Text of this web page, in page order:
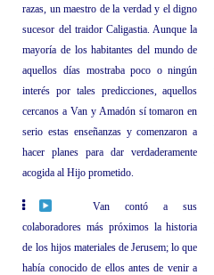
razas, un maestro de la verdad y el digno
sucesor del traidor Caligastia. Aunque la
mayoría de los habitantes del mundo de
aquellos días mostraba poco o ningún
interés por tales predicciones, aquellos
cercanos a Van y Amadón sí tomaron en
serio estas enseñanzas y comenzaron a
hacer planes para dar verdaderamente
acogida al Hijo prometido.
Van contó a sus
colaboradores más próximos la historia
de los hijos materiales de Jerusem; lo que
había conocido de ellos antes de venir a